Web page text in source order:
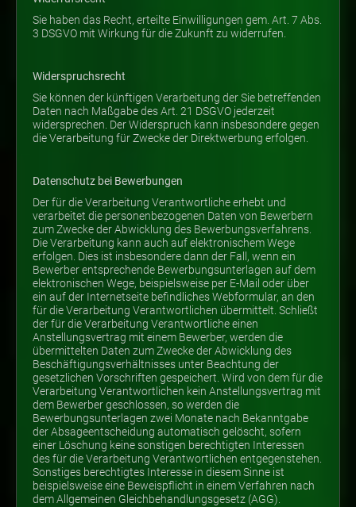
Sie haben das Recht, erteilte Einwilligungen gem. Art. 7 Abs.
3 DSGVO mit Wirkung für die Zukunft zu widerrufen.
Widerspruchsrecht
Sie können der künftigen Verarbeitung der Sie betreffenden
Daten nach Maßgabe des Art. 21 DSGVO jederzeit
widersprechen. Der Widerspruch kann insbesondere gegen
die Verarbeitung für Zwecke der Direktwerbung erfolgen.
Datenschutz bei Bewerbungen
Der für die Verarbeitung Verantwortliche erhebt und
verarbeitet die personenbezogenen Daten von Bewerbern
zum Zwecke der Abwicklung des Bewerbungsverfahrens.
Die Verarbeitung kann auch auf elektronischem Wege
erfolgen. Dies ist insbesondere dann der Fall, wenn ein
Bewerber entsprechende Bewerbungsunterlagen auf dem
elektronischen Wege, beispielsweise per E-Mail oder über
ein auf der Internetseite befindliches Webformular, an den
für die Verarbeitung Verantwortlichen übermittelt. Schließt
der für die Verarbeitung Verantwortliche einen
Anstellungsvertrag mit einem Bewerber, werden die
übermittelten Daten zum Zwecke der Abwicklung des
Beschäftigungsverhältnisses unter Beachtung der
gesetzlichen Vorschriften gespeichert. Wird von dem für die
Verarbeitung Verantwortlichen kein Anstellungsvertrag mit
dem Bewerber geschlossen, so werden die
Bewerbungsunterlagen zwei Monate nach Bekanntgabe
der Absageentscheidung automatisch gelöscht, sofern
einer Löschung keine sonstigen berechtigten Interessen
des für die Verarbeitung Verantwortlichen entgegenstehen.
Sonstiges berechtigtes Interesse in diesem Sinne ist
beispielsweise eine Beweispflicht in einem Verfahren nach
dem Allgemeinen Gleichbehandlungsgesetz (AGG).